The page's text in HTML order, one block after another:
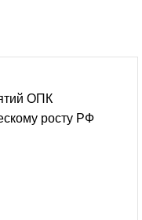
ОПК
росту РФ